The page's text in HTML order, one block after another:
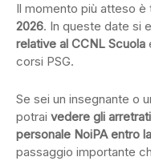
Il momento più atteso è
2026. In queste date si
relative al CCNL Scuola
corsi PSG.
Se sei un insegnante o
potrai vedere gli
personale NoiPA entro
passaggio importante